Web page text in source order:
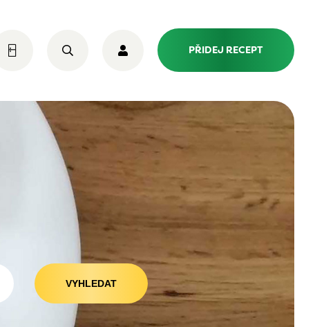
PŘIDEJ RECEPT
VYHLEDAT